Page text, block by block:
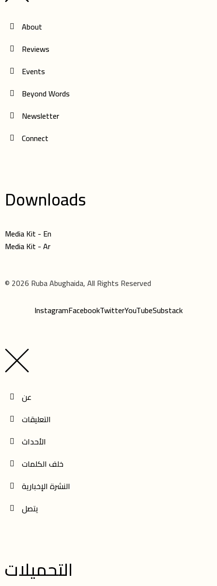
About
Reviews
Events
Beyond Words
Newsletter
Connect
Downloads
Media Kit - En
Media Kit - Ar
© 2026 Ruba Abughaida, All Rights Reserved
InstagramFacebookTwitterYouTubeSubstack
عن
التعليقات
الأحداث
خلف الكلمات
النشرة الإخبارية
يتصل
التحميلات